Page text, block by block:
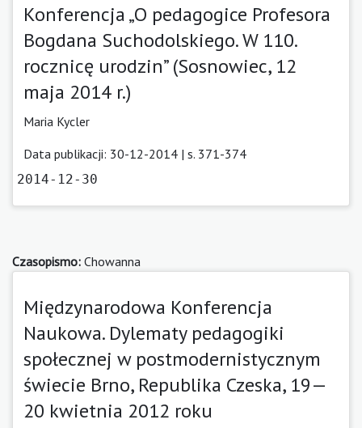
Konferencja „O pedagogice Profesora
Bogdana Suchodolskiego. W 110.
rocznicę urodzin” (Sosnowiec, 12
maja 2014 r.)
Maria Kycler
Data publikacji: 30-12-2014 | s. 371-374
2014-12-30
Czasopismo: Chowanna
Międzynarodowa Konferencja
Naukowa. Dylematy pedagogiki
społecznej w postmodernistycznym
świecie Brno, Republika Czeska, 19—
20 kwietnia 2012 roku